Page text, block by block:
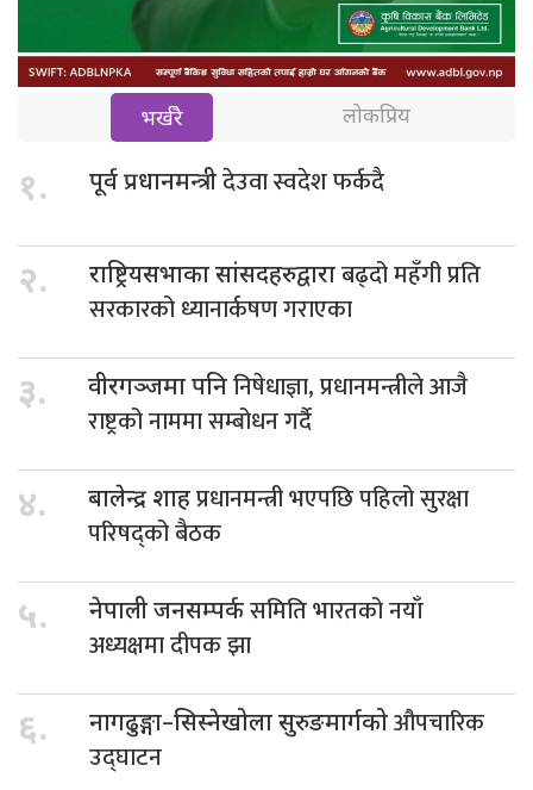
भर्खरै लोकप्रिय
१. पूर्व प्रधानमन्त्रीदेउवा स्वदेश फर्कदै
२. राष्ट्रियसभाका सांसदहरुद्वाराबढ्दो महँगी प्रति
सरकारको ध्यानार्कषण गराएका
३. वीरगञ्जमा पनिनिषेधाज्ञा, प्रधानमन्त्रीले आजै
राष्ट्रको नाममा सम्बोधन गर्दै
४. बालेन्द्र शाहप्रधानमन्त्री भएपछि पहिलो सुरक्षा
परिषद्को बैठक
५. नेपाली जनसम्पर्कसमिति भारतको नयाँ
अध्यक्षमा दीपक झा
६. नागढुङ्गा–सिस्नेखोला सुरुङमार्गकोऔपचारिक
उद्घाटन